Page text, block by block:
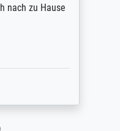
nach zu Hause